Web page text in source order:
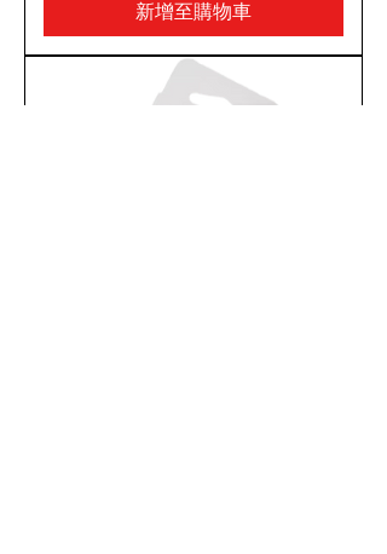
新增至購物車